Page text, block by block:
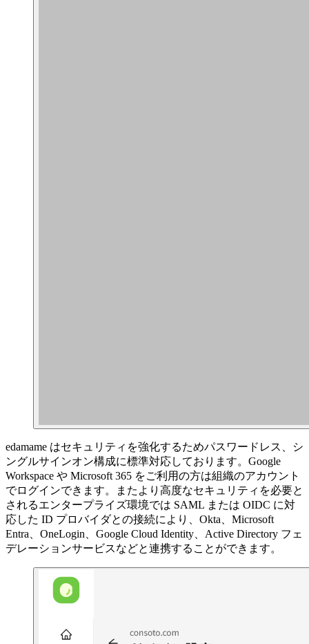
edamame はセキュリティを強化するためパスワードレス、シ
ングルサインオン構成に標準対応しております。Google
Workspace や Microsoft 365 をご利用の方は組織のアカウント
でログインできます。またより高度なセキュリティを必要と
されるエンタープライズ環境では SAML または OIDC に対
応した ID プロバイダとの接続により、Okta、Microsoft
Entra、OneLogin、Google Cloud Identity、Active Directory フェ
デレーションサービスなどと連携することができます。